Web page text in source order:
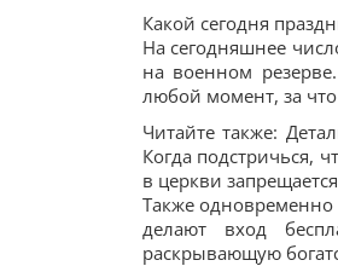
Какой сегодня
На сегодняшнее
на военном
любой момент, за
Читайте также:
Когда подстричься,
в церкви
Также
делают вход
раскрывающую